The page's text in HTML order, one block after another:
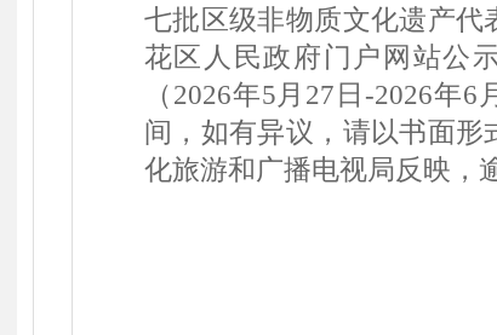
七批区级非物质文化遗产代
花区人民政府 门户网站公
（ 2026年5 月 27 日 -2026年6
间，如有异议，请以书面形
化旅游和广播电视局反映，